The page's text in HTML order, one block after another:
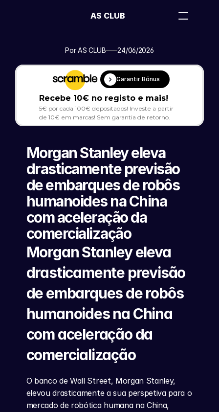
Por AS CLUB 24/06/2026
Garantir Bónus
Recebe 10€ no registo e mais!
5€ por cada 100€ depositados! Investe a partir
de 10€ em marcas! Sem garantia de retorno.
Morgan Stanley eleva
drasticamente previsão
de embarques de robôs
humanoides na China
com aceleração da
comercialização
Morgan Stanley eleva
drasticamente previsão
de embarques de robôs
humanoides na China
com aceleração da
comercialização
O banco de Wall Street, Morgan Stanley,
elevou drasticamente a sua perspetiva para o
mercado de robótica humana na China,
AS CLUB